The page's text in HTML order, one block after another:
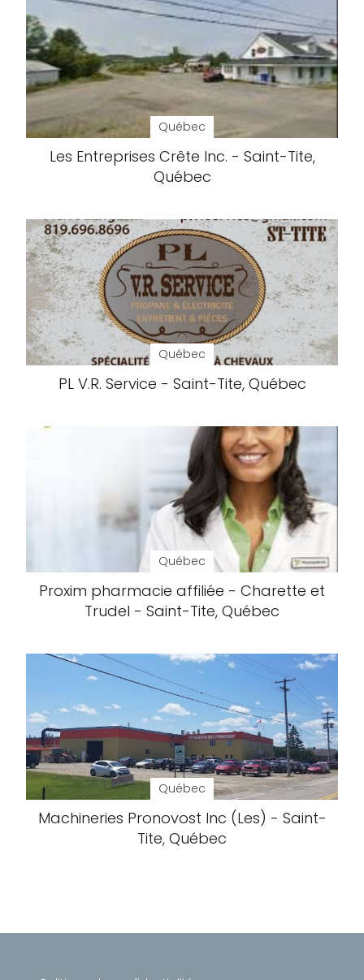
Québec
Les Entreprises Crête Inc. - Saint-Tite,
Québec
Québec
PL V.R. Service - Saint-Tite, Québec
Québec
Proxim pharmacie affiliée - Charette et
Trudel - Saint-Tite, Québec
Québec
Machineries Pronovost Inc (Les) - Saint-
Tite, Québec